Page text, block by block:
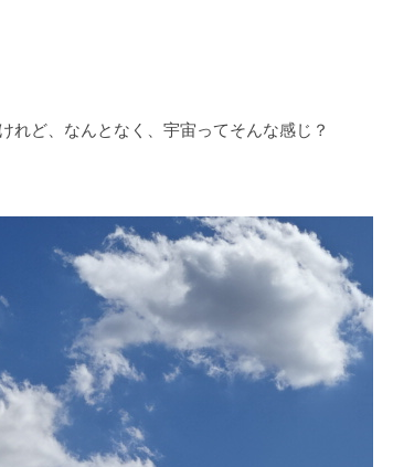
ど、なんとなく、宇宙ってそんな感じ？